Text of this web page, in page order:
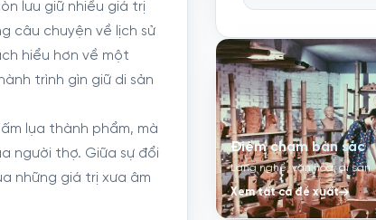
lưu giữ nhiều giá trị
câu chuyện về lịch sử
hiểu hơn về một
trình gìn giữ di sản
lụa thành phẩm, mà
người thợ. Giữa sự đổi
những giá trị xưa âm
Điểm chạm bản sắc
Làng nghề, văn hóa, di sản
Xem tất cả đề xuất